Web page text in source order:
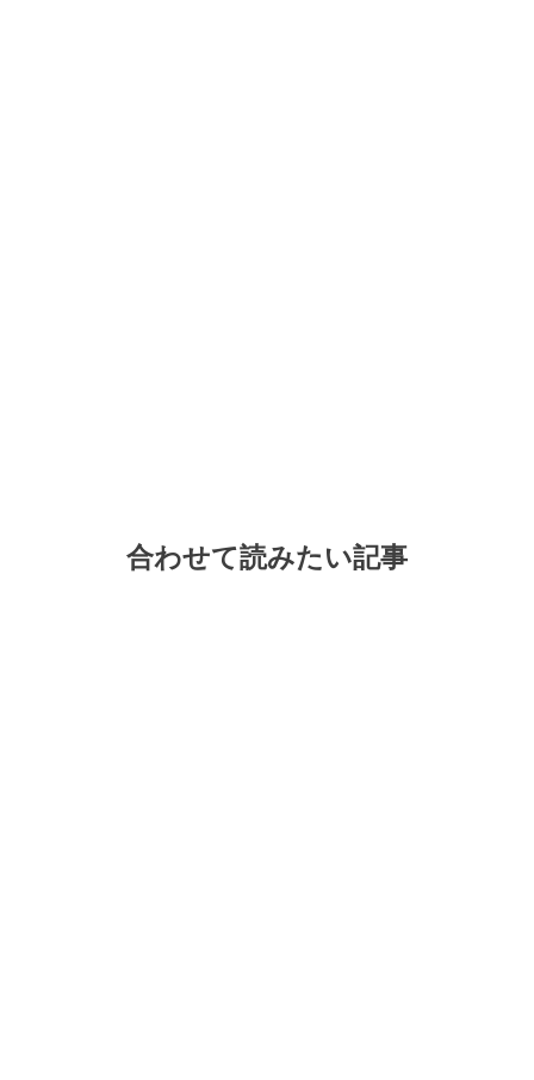
合わせて読みたい記事